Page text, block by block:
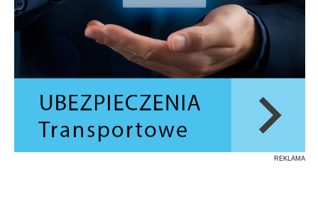
REKLAMA